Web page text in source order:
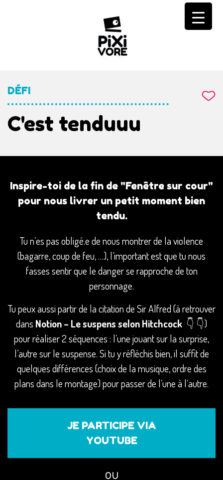
DÉFI
C'est tenduuu
Inspire-toi de la fin de "Fenêtre sur cour"
pour nous livrer un petit moment bien
tendu.
Tu n’es pas obligé.e de nous montrer de la violence
(bagarre, coup de feu, …), l’important est que tu nous
fasses sentir que le danger se rapproche de ton
personnage.
Tu peux aussi partir de la citation de Sir Alfred (à retrouver
dans Notion – Le suspensselon Hitchcock 👇 👇)
pour réaliser 2 séquences : l’une jouant sur la surprise,
l’autre sur le suspense. Si tu y réfléchis bien, il suffit de
quelques différences (choix de la musique, ordre des
plans dans le montage) pour passer de l’une à l’autre.
JE PARTICIPE VIA
YOUTUBE
ou